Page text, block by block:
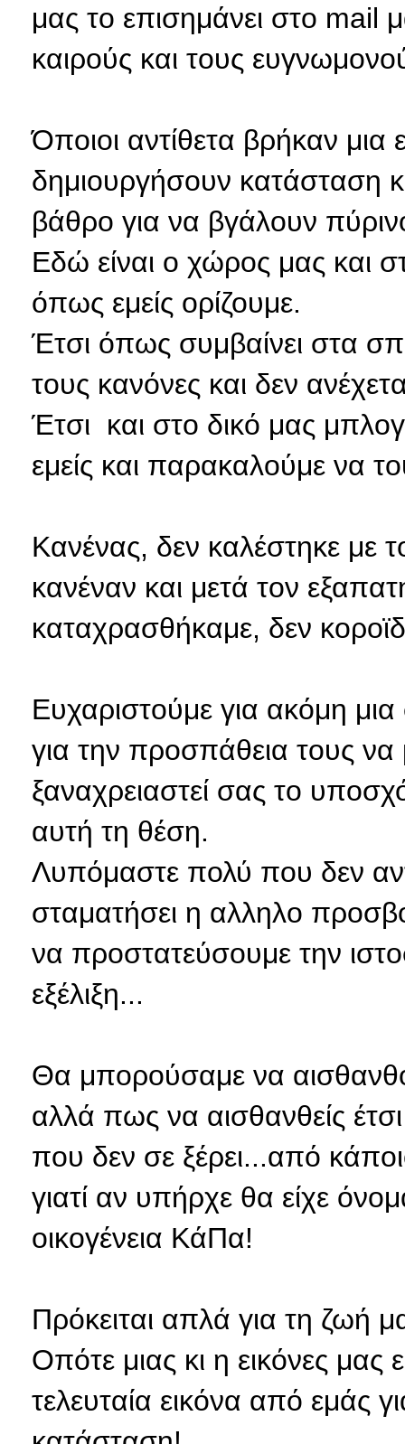
μας το επισημάνει στο
καιρούς και τους
Όποιοι αντίθετα βρήκαν
δημιουργήσουν κατάσταση
βάθρο για να βγάλουν
Εδώ είναι ο χώρος μας και
όπως εμείς ορίζουμε.
Έτσι όπως συμβαίνει στα
τους κανόνες και δεν
Έτσι και στο δικό μας
εμείς και παρακαλούμε να
Κανένας, δεν καλέστηκε με
κανέναν και μετά τον
καταχρασθήκαμε, δεν
Ευχαριστούμε για ακόμη
για την προσπάθεια τους
ξαναχρειαστεί σας το
αυτή τη θέση.
Λυπόμαστε πολύ που δεν
σταματήσει η αλληλο
να προστατεύσουμε την
εξέλιξη...
Θα μπορούσαμε να
αλλά πως να αισθανθείς
που δεν σε ξέρει...από
γιατί αν υπήρχε θα είχε
οικογένεια ΚάΠα!
Πρόκειται απλά για τη ζωή
Οπότε μιας κι η εικόνες
τελευταία εικόνα από εμάς